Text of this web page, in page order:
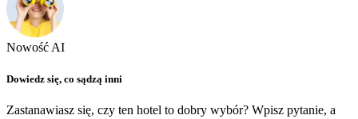
Nowość AI
Dowiedz się, co sądzą inni
Zastanawiasz się, czy ten hotel to dobry wybór? Wpisz pytanie, a